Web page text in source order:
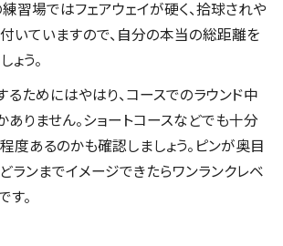
習場ではフェアウェイが硬く、拾球されや
いていますので、自分の本当の総距離を
う。
るためにはやはり、コースでのラウンド中
ありません。ショートコースなどでも十分
度あるのかも確認しましょう。ピンが奥目
ランまでイメージできたらワンランクレベ
す。